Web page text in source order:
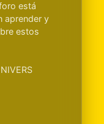
está
aprender y
estos